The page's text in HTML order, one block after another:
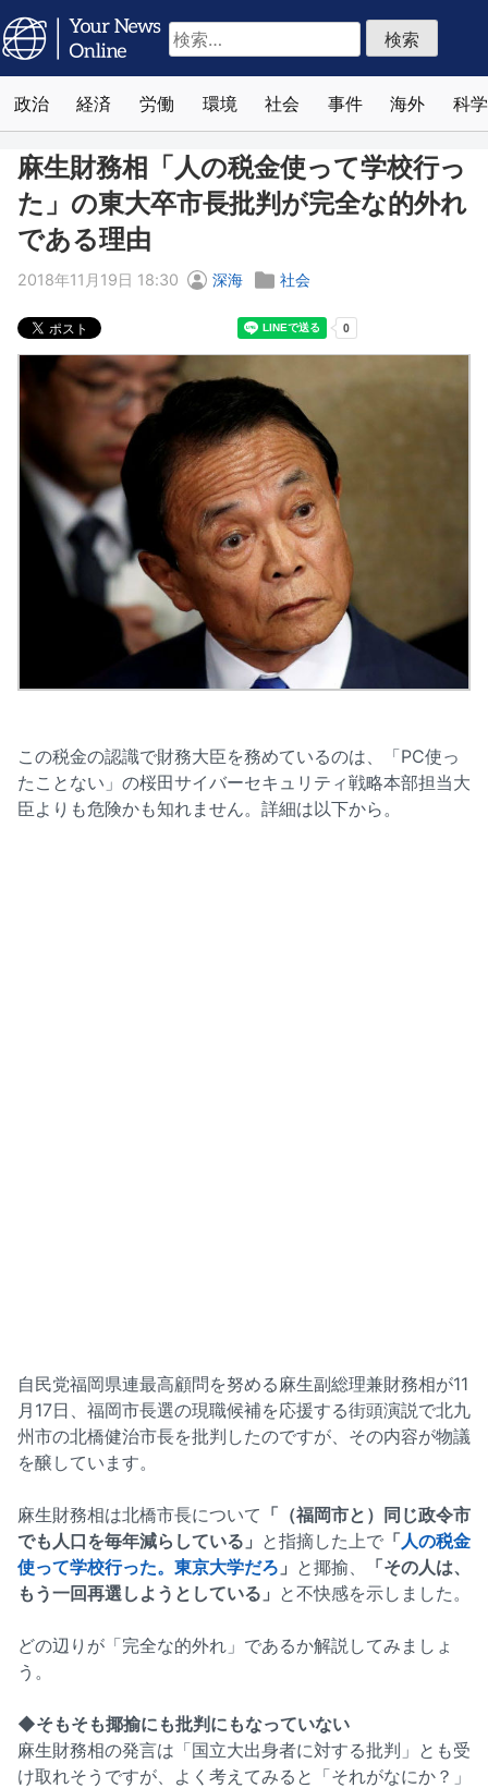
検
索:
政治 経済 労働 環境 社会 事件 海外 科学
麻生財務相「人の税金使って学校行っ
た」の東大卒市長批判が完全な的外れ
である理由
2018年11月19日 18:30 深海 社会
この税金の認識で財務大臣を務めているのは、「PC使っ
たことない」の桜田サイバーセキュリティ戦略本部担当大
臣よりも危険かも知れません。詳細は以下から。
自民党福岡県連最高顧問を努める麻生副総理兼財務相が11
月17日、福岡市長選の現職候補を応援する街頭演説で北九
州市の北橋健治市長を批判したのですが、その内容が物議
を醸しています。
麻生財務相は北橋市長について 「（福岡市と）同じ政令市
でも人口を毎年減らしている」 と指摘した上で 「 人の税金
使って学校行った。東京大学だろ 」 と揶揄、
「その人は、
もう一回再選しようとしている」 と不快感を示しました。
どの辺りが「完全な的外れ」であるか解説してみましょ
う。
◆そもそも揶揄にも批判にもなっていない
麻生財務相の発言は「国立大出身者に対する批判」とも受
け取れそうですが、よく考えてみると「それがなにか？」